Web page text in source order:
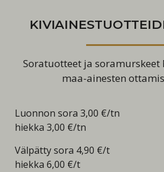
Soratuotteet ja
maa-ainesten
Luonnon sora 3,00 €/
hiekka 3,00 €/tn
Välpätty sora 4,90
hiekka 6,00 €/t